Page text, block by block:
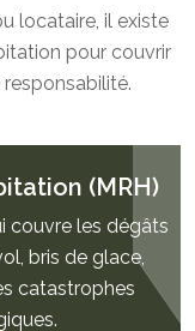
locataire, il existe
pour couvrir
(MRH)
couvre les dégâts
bris de glace,
catastrophes